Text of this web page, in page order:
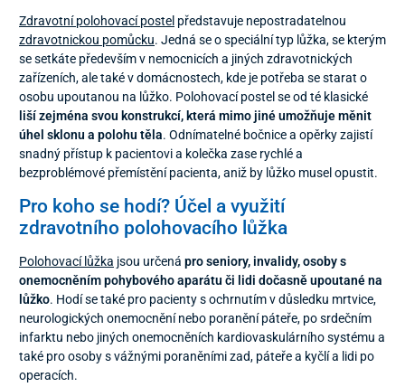
Zdravotní polohovací postel představuje nepostradatelnou
zdravotnickou pomůcku. Jedná se o speciální typ lůžka, se kterým
se setkáte především v nemocnicích a jiných zdravotnických
zařízeních, ale také v domácnostech, kde je potřeba se starat o
osobu upoutanou na lůžko. Polohovací postel se od té klasické
liší zejména svou konstrukcí, která mimo jiné umožňuje měnit
úhel sklonu a polohu těla. Odnímatelné bočnice a opěrky zajistí
snadný přístup k pacientovi a kolečka zase rychlé a
bezproblémové přemístění pacienta, aniž by lůžko musel opustit.
Pro koho se hodí? Účel a využití
zdravotního polohovacího lůžka
Polohovací lůžka jsou určená pro seniory, invalidy, osoby s
onemocněním pohybového aparátu či lidi dočasně upoutané na
lůžko. Hodí se také pro pacienty s ochrnutím v důsledku mrtvice,
neurologických onemocnění nebo poranění páteře, po srdečním
infarktu nebo jiných onemocněních kardiovaskulárního systému a
také pro osoby s vážnými poraněními zad, páteře a kyčlí a lidi po
operacích.